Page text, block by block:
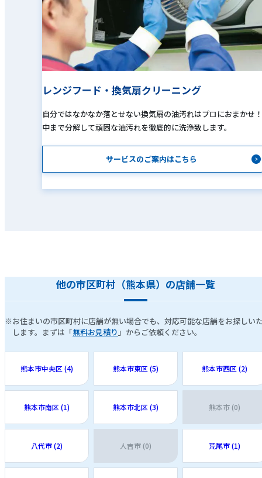
レンジフード・換気扇クリーニング
自分ではなかなか落とせない換気扇の油汚れはプロにおまかせ！
中まで分解して頑固な油汚れを徹底的に洗浄致します。
サービスのご案内はこちら
他の市区町村（熊本県）の店舗一覧
※お住まいの市区町村に店舗が無い場合でも、対応可能な店舗をお探しい
します。まずは「無料お見積り 」からご依頼ください。
熊本市中央区 (4) 熊本市東区 (5) 熊本市西区 (2)
熊本市南区 (1) 熊本市北区 (3) 熊本市 (0)
八代市 (2) 人吉市 (0) 荒尾市 (1)